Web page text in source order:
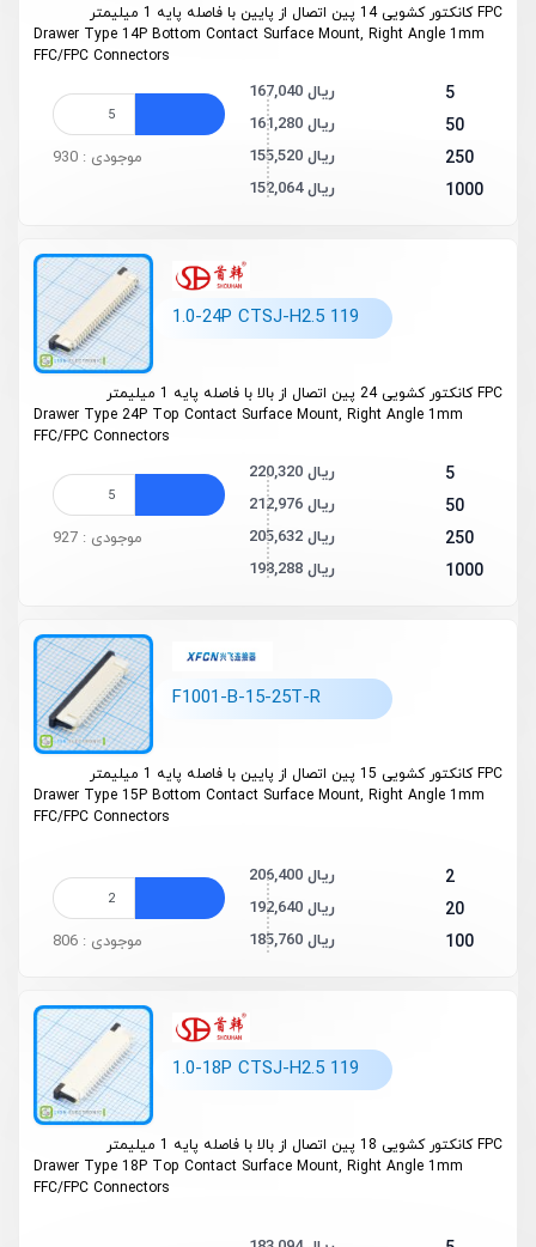
FPC کانکتور کشویی 14 پین اتصال از پایین با فاصله پایه 1 میلیمتر
Drawer Type 14P Bottom Contact Surface Mount, Right Angle 1mm
FFC/FPC Connectors
5 167,040 ریال
50 161,280 ریال
250 155,520 ریال
1000 152,064 ریال
موجودی : 930
1.0-24P CTSJ-H2.5 119
FPC کانکتور کشویی 24 پین اتصال از بالا با فاصله پایه 1 میلیمتر
Drawer Type 24P Top Contact Surface Mount, Right Angle 1mm
FFC/FPC Connectors
5 220,320 ریال
50 212,976 ریال
250 205,632 ریال
1000 198,288 ریال
موجودی : 927
F1001-B-15-25T-R
FPC کانکتور کشویی 15 پین اتصال از پایین با فاصله پایه 1 میلیمتر
Drawer Type 15P Bottom Contact Surface Mount, Right Angle 1mm
FFC/FPC Connectors
2 206,400 ریال
20 192,640 ریال
100 185,760 ریال موجودی : 806
1.0-18P CTSJ-H2.5 119
FPC کانکتور کشویی 18 پین اتصال از بالا با فاصله پایه 1 میلیمتر
Drawer Type 18P Top Contact Surface Mount, Right Angle 1mm
FFC/FPC Connectors